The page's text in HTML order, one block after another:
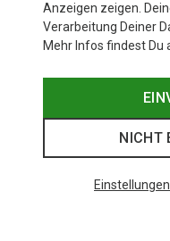
Anzeigen zeigen.
Verarbeitung Deiner
Mehr Infos findest Du
NICHT
Einstellungen